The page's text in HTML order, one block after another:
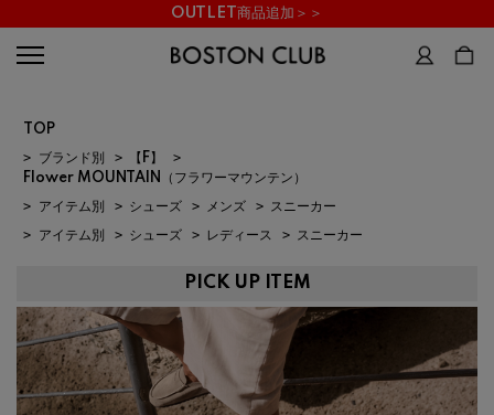
OUTLET商品追加＞＞
TOP
> ブランド別 > 【F】
>
Flower MOUNTAIN（フラワーマウンテン）
> アイテム別 > シューズ > メンズ > スニーカー
> アイテム別 > シューズ > レディース > スニーカー
PICK UP ITEM